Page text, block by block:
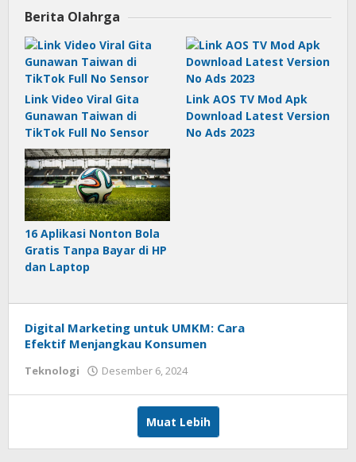
Berita Olahrga
Link Video Viral Gita
Gunawan Taiwan di
TikTok Full No Sensor
Link AOS TV Mod Apk
Download Latest Version
No Ads 2023
16 Aplikasi Nonton Bola
Gratis Tanpa Bayar di HP
dan Laptop
Digital Marketing untuk UMKM: Cara
Efektif Menjangkau Konsumen
Teknologi Desember 6, 2024
Muat Lebih